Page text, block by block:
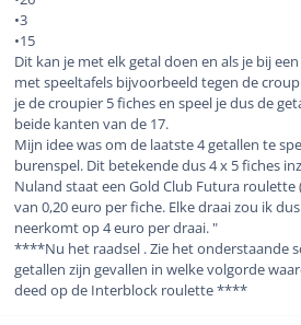
•3
•15
Dit kan je met elk getal doen en als je bij
met speeltafels bijvoorbeeld tegen de
je de croupier 5 fiches en speel je dus de
beide kanten van de 17.
Mijn idee was om de laatste 4 getallen te
burenspel. Dit betekende dus 4 x 5 fiches
Nuland staat een Gold Club Futura
van 0,20 euro per fiche. Elke draai zou ik
neerkomt op 4 euro per draai. "
****Nu het raadsel . Zie het onderstaande
getallen zijn gevallen in welke volgorde
deed op de Interblock roulette ****